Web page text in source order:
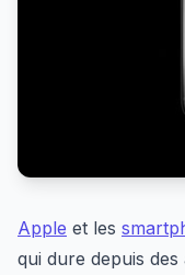
Apple et les
qui dure depuis